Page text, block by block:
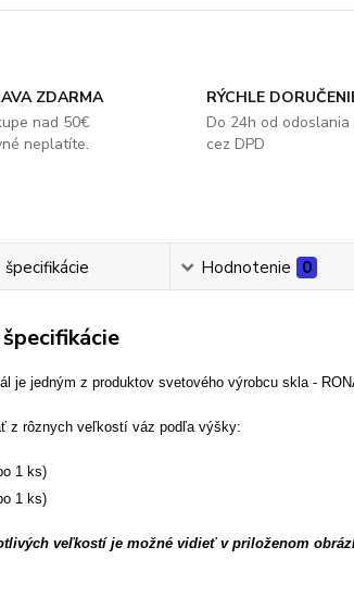
ZDARMA
nad 50€
neplatíte.
RÝCHLE
Do 24h od odoslania
cez DPD
Hodnotenie 0
je jedným z produktov svetového výrobcu skla -
z rôznych veľkostí váz podľa výšky:
1 ks)
1 ks)
veľkostí je možné vidieť v priloženom